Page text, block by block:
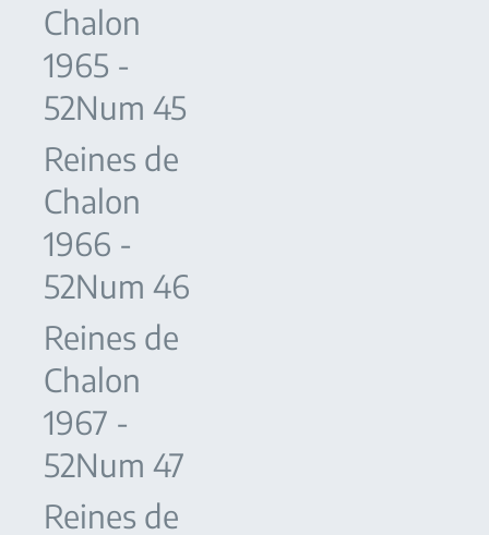
Chalon
1965 -
52Num 45
Reines de
Chalon
1966 -
52Num 46
Reines de
Chalon
1967 -
52Num 47
Reines de